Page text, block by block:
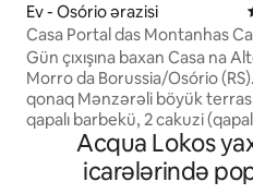
Ev - Osório ərazisi
Casa Portal das Montanhas
Alto do Morro
Gün çıxışına baxan Casa na
Morro da Borussia/Osório (RS). 2 böyük
qonaq Mənzərəli böyük terras, buxarı,
qapalı barbekü, 2 cakuzi
hava), od çuxuru, təchiz
mətbəx, qaz duşu olan 2
baldaxinli yatağı olan iki
Acqua Lokos
icarələrində